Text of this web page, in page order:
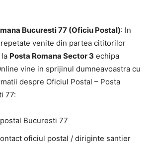
Bucuresti 77 (Oficiu Postal): In
venite din partea cititorilor
Posta Romana Sector 3 echipa
vine in sprijinul dumneavoastra cu
despre Oficiul Postal – Posta
77:
Bucuresti 77
oficiul postal / diriginte santier